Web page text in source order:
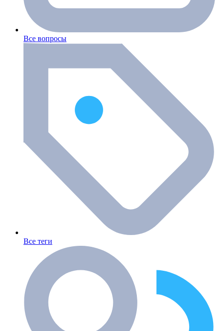
Все вопросы
Все теги